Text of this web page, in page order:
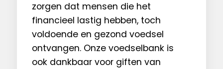
zorgen dat mensen die het
financieel lastig hebben, toch
voldoende en gezond voedsel
ontvangen. Onze voedselbank is
ook dankbaar voor giften van